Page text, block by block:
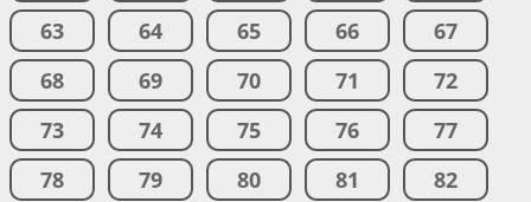
63
64 65 66
67
68
69 70 71
72
73
74 75 76
77
78
79 80 81
82